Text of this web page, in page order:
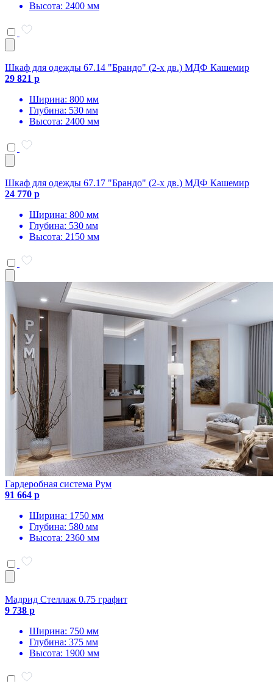
Высота: 2400 мм
Шкаф для одежды 67.14 "Брандо" (2-х дв.) МДФ Кашемир
29 821 р
Ширина: 800 мм
Глубина: 530 мм
Высота: 2400 мм
Шкаф для одежды 67.17 "Брандо" (2-х дв.) МДФ Кашемир
24 770 р
Ширина: 800 мм
Глубина: 530 мм
Высота: 2150 мм
Гардеробная система Рум
91 664 р
Ширина: 1750 мм
Глубина: 580 мм
Высота: 2360 мм
Мадрид Стеллаж 0.75 графит
9 738 р
Ширина: 750 мм
Глубина: 375 мм
Высота: 1900 мм